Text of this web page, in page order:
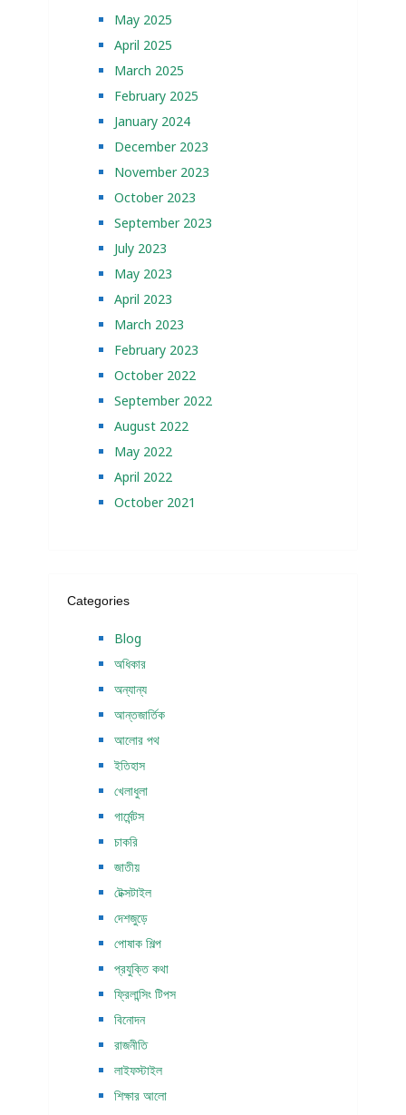
May 2025
April 2025
March 2025
February 2025
January 2024
December 2023
November 2023
October 2023
September 2023
July 2023
May 2023
April 2023
March 2023
February 2023
October 2022
September 2022
August 2022
May 2022
April 2022
October 2021
Categories
Blog
অধিকার
অন্যান্য
আন্তজার্তিক
আলোর পথ
ইতিহাস
খেলাধুলা
গার্মেন্টস
চাকরি
জাতীয়
টেক্সটাইল
দেশজুড়ে
পোষাক শিল্প
প্রযুক্তি কথা
ফ্রিলান্সিং টিপস
বিনোদন
রাজনীতি
লাইফস্টাইল
শিক্ষার আলো